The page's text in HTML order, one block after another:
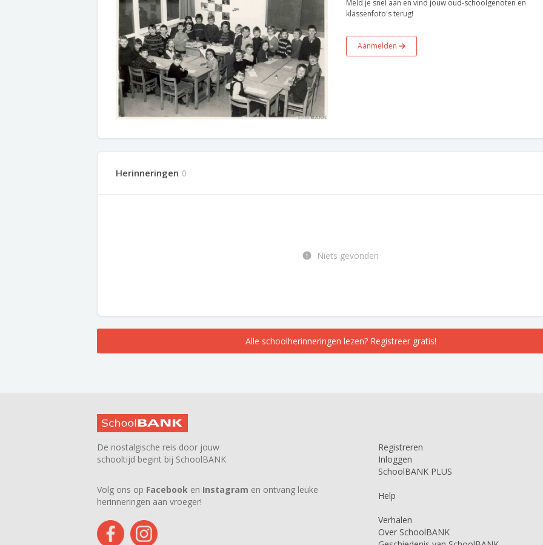
Meld je snel aan en vind jouw oud-schoolgenoten en
klassenfoto's terug!
Aanmelden
Herinneringen 0
Niets gevonden
Alle schoolherinneringen lezen? Registreer gratis!
De nostalgische reis door jouw
schooltijd begint bij SchoolBANK
Volg ons op Facebook en Instagram en ontvang leuke
herinneringen aan vroeger!
Registreren
Inloggen
SchoolBANK PLUS
Help
Verhalen
Over SchoolBANK